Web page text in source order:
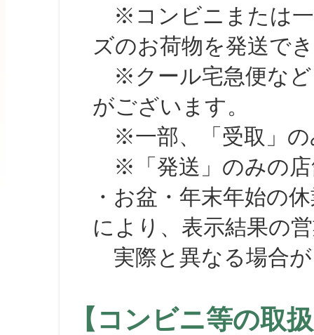
※コンビニまたは一
ズのお荷物を発送で
※クール宅急便など
がございます。
※一部、「受取」の
※「発送」のみの店
・お盆・年末年始の
により、表示結果の
実際と異なる場合が
【コンビニ等の取